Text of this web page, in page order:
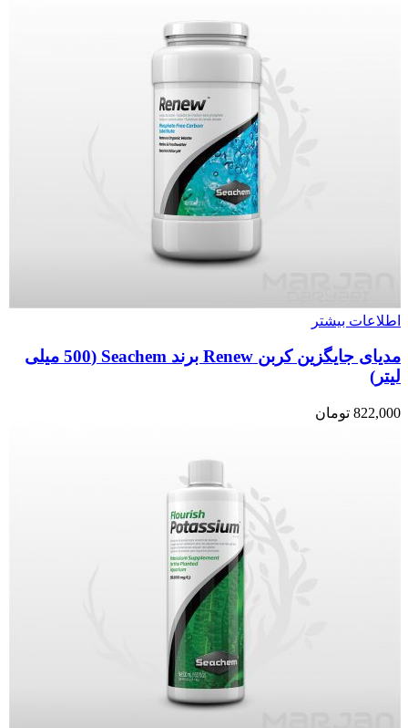
اطلاعات بیشتر
مدیای جایگزین کربن Renew برند Seachem (500 میلی
لیتر)
822,000 تومان